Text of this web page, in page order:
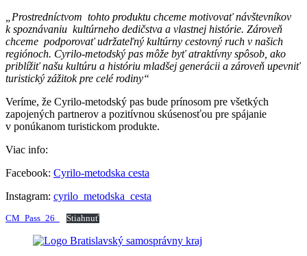
„Prostredníctvom tohto produktu chceme motivovať návštevníkov
k spoznávaniu kultúrneho dedičstva a vlastnej histórie. Zároveň
chceme podporovať udržateľný kultúrny cestovný ruch v našich
regiónoch. Cyrilo-metodský pas môže byť atraktívny spôsob, ako
priblížiť našu kultúru a históriu mladšej generácii a zároveň upevniť
turistický zážitok pre celé rodiny“
Veríme, že Cyrilo-metodský pas bude prínosom pre všetkých
zapojených partnerov a pozitívnou skúsenosťou pre spájanie
v ponúkanom turistickom produkte.
Viac info:
Facebook: Cyrilo-metodska cesta
Instagram: cyrilo_metodska_cesta
CM_Pass_26_ Stiahnuť